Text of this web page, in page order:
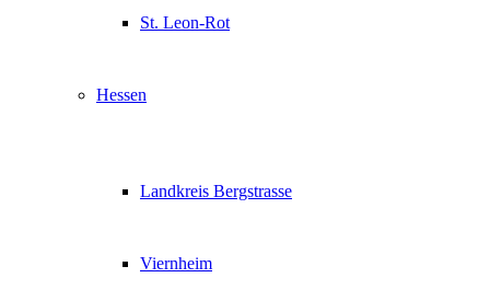
St. Leon-Rot
Hessen
Landkreis Bergstrasse
Viernheim